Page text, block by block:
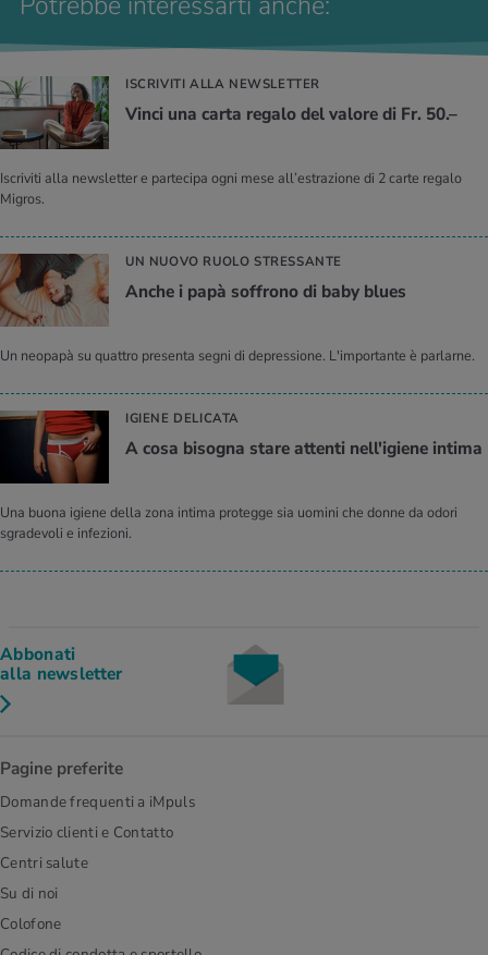
ISCRIVITI ALLA NEWSLETTER
Vinci una carta regalo del valore di Fr. 50.–
Iscriviti alla newsletter e partecipa ogni mese all’estrazione di 2 carte regalo
Migros.
UN NUOVO RUOLO STRESSANTE
Anche i papà soffrono di baby blues
Un neopapà su quattro presenta segni di depressione. L'importante è parlarne.
IGIENE DELICATA
A cosa bisogna stare attenti nell'igiene intima
Una buona igiene della zona intima protegge sia uomini che donne da odori
sgradevoli e infezioni.
Abbonati
alla newsletter
Pagine preferite
Domande frequenti a iMpuls
Servizio clienti e Contatto
Centri salute
Su di noi
Colofone